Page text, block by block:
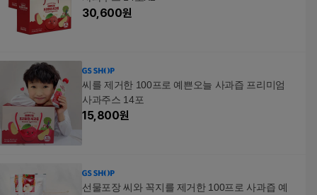
30,600원
씨를 제거한 100프로 예쁜오늘 사과즙 프리미엄
사과주스 14포
15,800원
선물포장 씨와 꼭지를 제거한 100프로 사과즙 예